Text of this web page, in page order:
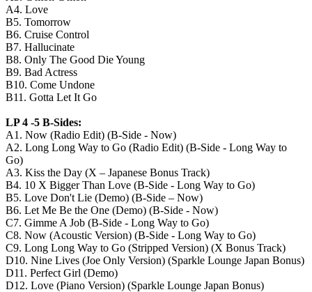
A4. Love
B5. Tomorrow
B6. Cruise Control
B7. Hallucinate
B8. Only The Good Die Young
B9. Bad Actress
B10. Come Undone
B11. Gotta Let It Go
LP 4 -5 B-Sides:
A1. Now (Radio Edit) (B-Side - Now)
A2. Long Long Way to Go (Radio Edit) (B-Side - Long Way to
Go)
A3. Kiss the Day (X – Japanese Bonus Track)
B4. 10 X Bigger Than Love (B-Side - Long Way to Go)
B5. Love Don't Lie (Demo) (B-Side – Now)
B6. Let Me Be the One (Demo) (B-Side - Now)
C7. Gimme A Job (B-Side - Long Way to Go)
C8. Now (Acoustic Version) (B-Side - Long Way to Go)
C9. Long Long Way to Go (Stripped Version) (X Bonus Track)
D10. Nine Lives (Joe Only Version) (Sparkle Lounge Japan Bonus)
D11. Perfect Girl (Demo)
D12. Love (Piano Version) (Sparkle Lounge Japan Bonus)